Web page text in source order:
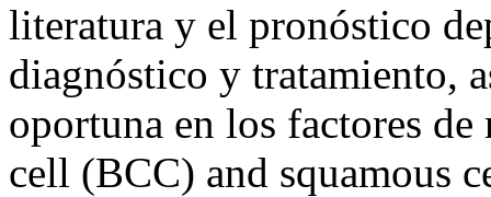
literatura y el pronóstico
diagnóstico y tratamiento,
oportuna en los factores
cell (BCC) and squamous